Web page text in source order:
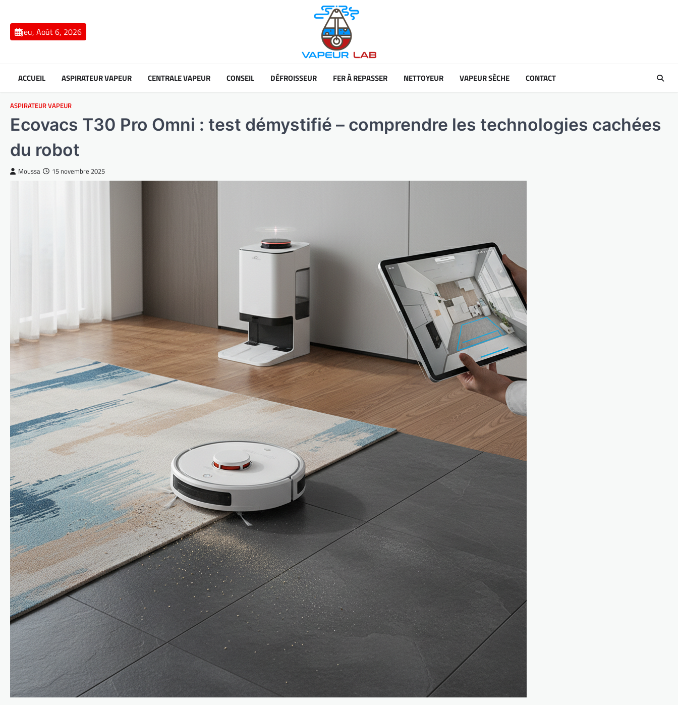
contentjeu, Août 6, 2026
ACCUEIL ASPIRATEUR VAPEUR CENTRALE VAPEUR CONSEIL DÉFROISSEUR FER À REPASSER NETTOYEUR VAPEUR SÈCHE CONTACT
ASPIRATEUR VAPEUR
Ecovacs T30 Pro Omni : test démystifié – comprendre les technologies cachées
du robot
Moussa 15 novembre 2025